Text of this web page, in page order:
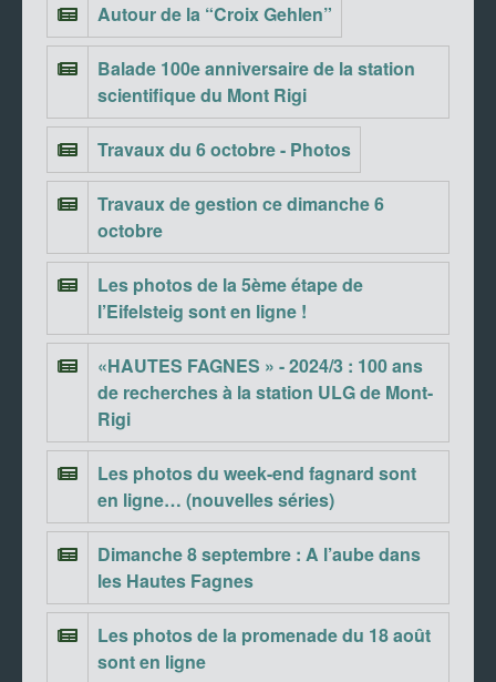
Autour de la “Croix Gehlen”
Balade 100e anniversaire de la station
scientifique du Mont Rigi
Travaux du 6 octobre - Photos
Travaux de gestion ce dimanche 6
octobre
Les photos de la 5ème étape de
l’Eifelsteig sont en ligne !
«HAUTES FAGNES » - 2024/3 : 100 ans
de recherches à la station ULG de Mont-
Rigi
Les photos du week-end fagnard sont
en ligne… (nouvelles séries)
Dimanche 8 septembre : A l’aube dans
les Hautes Fagnes
Les photos de la promenade du 18 août
sont en ligne